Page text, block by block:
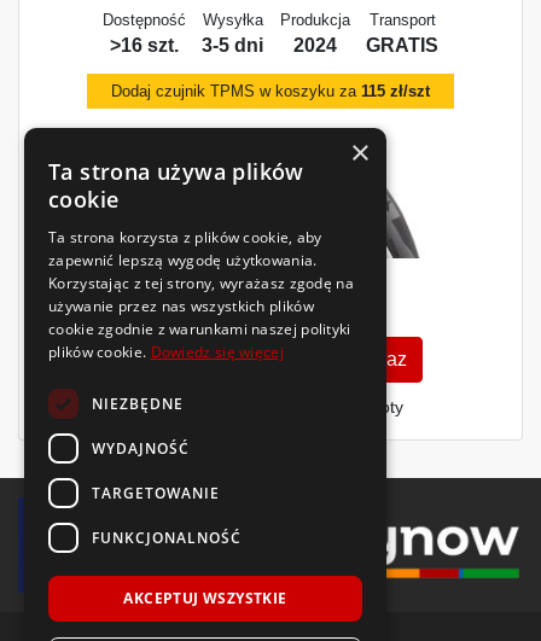
Dostępność
>16 szt.
Wysyłka
3-5 dni
Produkcja
2024
Transport
GRATIS
Dodaj czujnik TPMS w koszyku za 115 zł/szt
611 zł/szt.
Zobacz szczegóły Kup teraz
Finansowanie dla firm - MŚP i floty
×
Ta strona używa plików
cookie
Ta strona korzysta z plików cookie, aby
zapewnić lepszą wygodę użytkowania.
Korzystając z tej strony, wyrażasz zgodę na
używanie przez nas wszystkich plików
cookie zgodnie z warunkami naszej polityki
plików cookie. Dowiedz się więcej
NIEZBĘDNE
WYDAJNOŚĆ
TARGETOWANIE
FUNKCJONALNOŚĆ
AKCEPTUJ WSZYSTKIE